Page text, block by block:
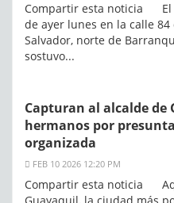
Compartir esta noticia El
de ayer lunes en la calle
Salvador, norte de
sostuvo...
Capturan al alcalde de
hermanos por
organizada
FEB 10 2026 12:20 PM
Compartir esta noticia